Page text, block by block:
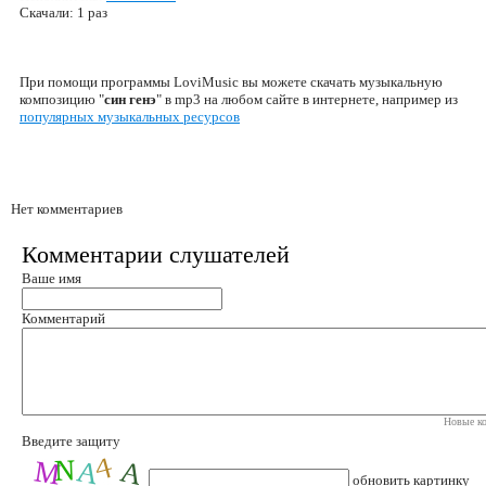
Скачали: 1 раз
При помощи программы LoviMusic вы можете скачать музыкальную
композицию "син генэ" в mp3 на любом сайте в интернете, например из
популярных музыкальных ресурсов
Нет комментариев
Комментарии слушателей
Ваше имя
Комментарий
Новые
Введите защиту
обновить картинку